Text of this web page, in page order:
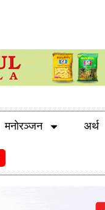
मनोरञ्जन अर्थ